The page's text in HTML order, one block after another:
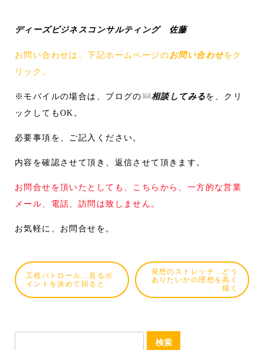
ディーズビジネスコンサルティング 佐藤
お問い合わせは、下記ホームページのお問い合わせをク
リック。
※モバイルの場合は、ブログの 相談してみるを、クリ
ックしてもOK。
必要事項を、ご記入ください。
内容を確認させて頂き、返信させて頂きます。
お問合せを頂いたとしても、こちらから、一方的な営業
メール、電話、訪問は致しません。
お気軽に、お問合せを。
工程パトロール…見るポ
イントを決めて回ると
発想のストレッチ…どう
ありたいかの理想を高く
描く
検